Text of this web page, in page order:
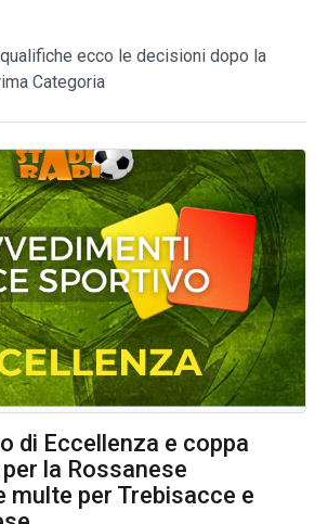
ecco le decisioni dopo la
Categoria
di Eccellenza e coppa
la Rossanese
multe per Trebisacce e